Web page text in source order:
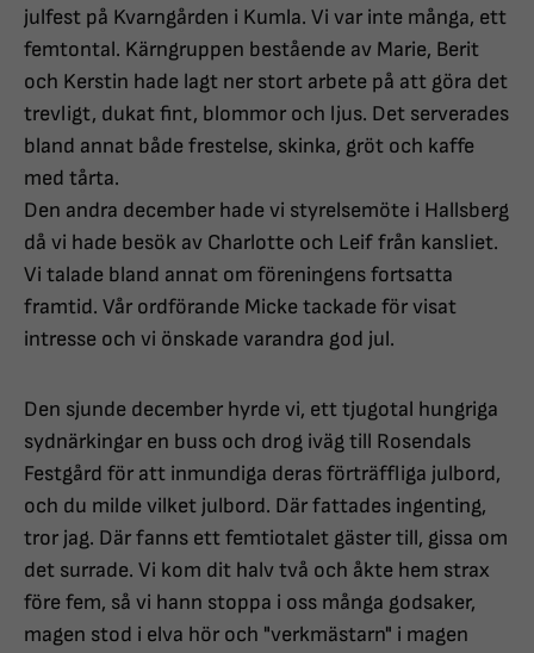
julfest på Kvarngården i Kumla. Vi var inte många, ett
femtontal. Kärngruppen bestående av Marie, Berit
och Kerstin hade lagt ner stort arbete på att göra det
trevligt, dukat fint, blommor och ljus. Det serverades
bland annat både frestelse, skinka, gröt och kaffe
med tårta.
Den andra december hade vi styrelsemöte i Hallsberg
då vi hade besök av Charlotte och Leif från kansliet.
Vi talade bland annat om föreningens fortsatta
framtid. Vår ordförande Micke tackade för visat
intresse och vi önskade varandra god jul.
Den sjunde december hyrde vi, ett tjugotal hungriga
sydnärkingar en buss och drog iväg till Rosendals
Festgård för att inmundiga deras förträffliga julbord,
och du milde vilket julbord. Där fattades ingenting,
tror jag. Där fanns ett femtiotalet gäster till, gissa om
det surrade. Vi kom dit halv två och åkte hem strax
före fem, så vi hann stoppa i oss många godsaker,
magen stod i elva hör och "verkmästarn" i magen